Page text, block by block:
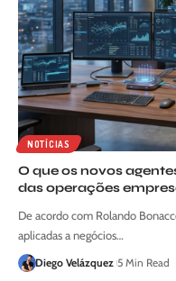
NOTÍCIAS
O que os novos
das operações
De acordo com Rolando
aplicadas a negócios…
Diego Velázquez 5 Min Read